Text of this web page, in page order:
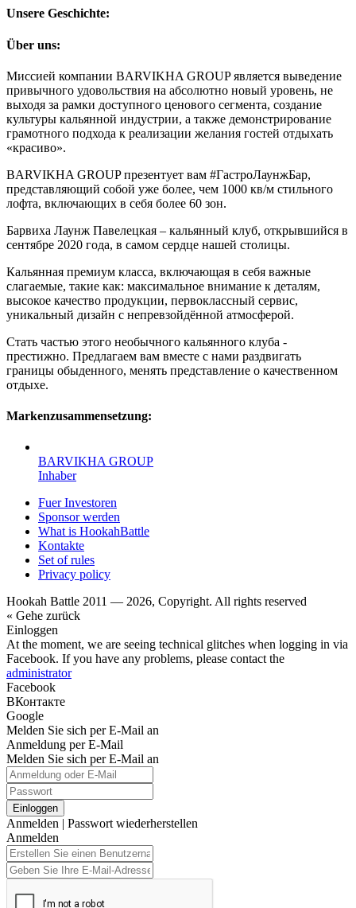
Unsere Geschichte:
Über uns:
Миссией компании BARVIKHA GROUP является выведение
привычного удовольствия на абсолютно новый уровень, не
выходя за рамки доступного ценового сегмента, создание
культуры кальянной индустрии, а также демонстрирование
грамотного подхода к реализации желания гостей отдыхать
«красиво».
BARVIKHA GROUP презентует вам #ГастроЛаунжБар,
представляющий собой уже более, чем 1000 кв/м стильного
лофта, включающих в себя более 60 зон.
Барвиха Лаунж Павелецкая – кальянный клуб, открывшийся в
сентябре 2020 года, в самом сердце нашей столицы.
Кальянная премиум класса, включающая в себя важные
слагаемые, такие как: максимальное внимание к деталям,
высокое качество продукции, первоклассный сервис,
уникальный дизайн с непревзойдённой атмосферой.
Стать частью этого необычного кальянного клуба -
престижно. Предлагаем вам вместе с нами раздвигать
границы обыденного, менять представление о качественном
отдыхе.
Markenzusammensetzung:
BARVIKHA GROUP
Inhaber
Fuer Investoren
Sponsor werden
What is HookahBattle
Kontakte
Set of rules
Privacy policy
Hookah Battle 2011 — 2026, Copyright. All rights reserved
« Gehe zurück
Einloggen
At the moment, we are seeing technical glitches when logging in via
Facebook. If you have any problems, please contact the
administrator
Facebook
ВКонтакте
Google
Melden Sie sich per E-Mail an
Anmeldung per E-Mail
Melden Sie sich per E-Mail an
Einloggen
Anmelden | Passwort wiederherstellen
Anmelden